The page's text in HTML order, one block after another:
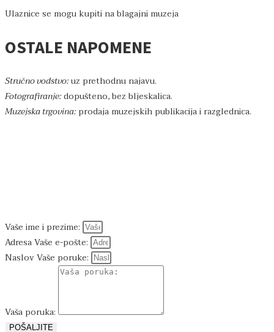
Ulaznice se mogu kupiti na blagajni muzeja
OSTALE NAPOMENE
Stručno vodstvo:uz prethodnu najavu.
Fotografiranje:dopušteno, bez bljeskalica.
Muzejska trgovina: prodaja muzejskih publikacija i razglednica.
Vaše ime i prezime:
Adresa Vaše e-pošte:
Naslov Vaše poruke:
Vaša poruka:
POŠALJITE